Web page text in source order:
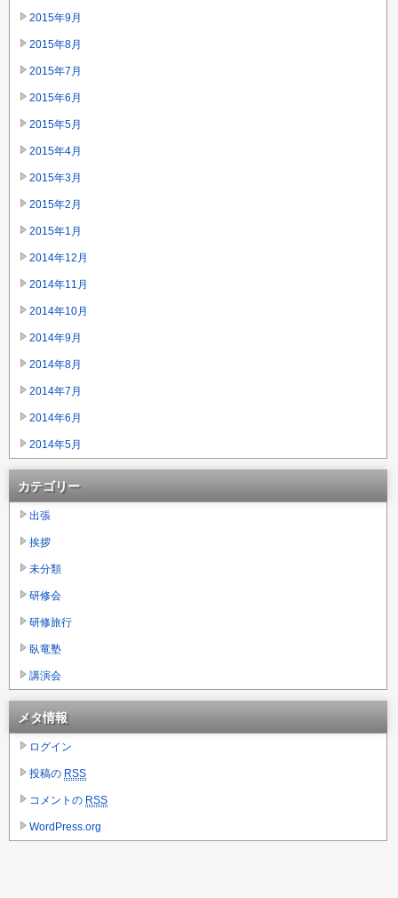
2015年9月
2015年8月
2015年7月
2015年6月
2015年5月
2015年4月
2015年3月
2015年2月
2015年1月
2014年12月
2014年11月
2014年10月
2014年9月
2014年8月
2014年7月
2014年6月
2014年5月
カテゴリー
出張
挨拶
未分類
研修会
研修旅行
臥竜塾
講演会
メタ情報
ログイン
投稿の RSS
コメントの RSS
WordPress.org